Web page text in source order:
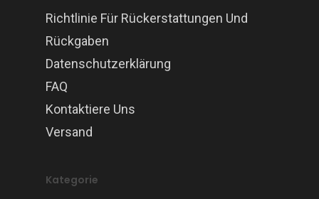
Richtlinie Für Rückerstattungen Und
Rückgaben
Datenschutzerklärung
FAQ
Kontaktiere Uns
Versand
Kategorie